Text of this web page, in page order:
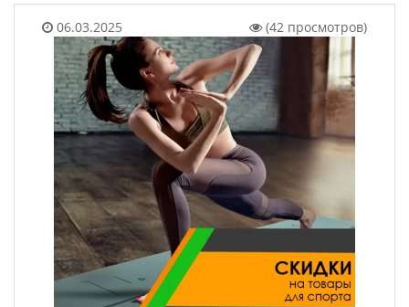
06.03.2025 (42 просмотров)